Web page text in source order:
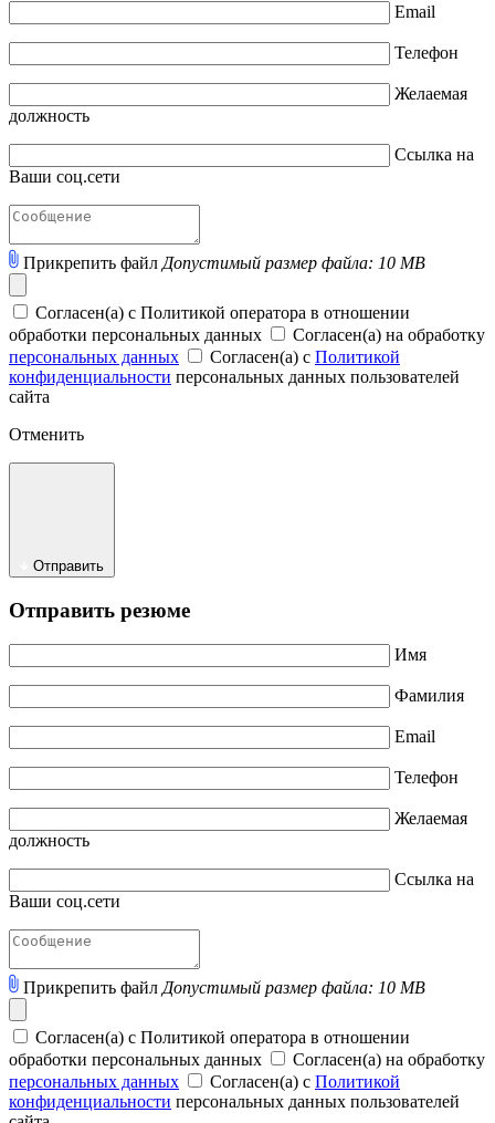
Email
Телефон
Желаемая
должность
Ссылка на
Ваши соц.сети
Прикрепить файл Допустимый размер файла: 10 MB
Согласен(а) с Политикой оператора в отношении
обработки персональных данных
Согласен(а) на обработку
персональных данных
Согласен(а) с Политикой
конфиденциальности персональных данных пользователей
сайта
Отменить
Отправить
Отправить резюме
Имя
Фамилия
Email
Телефон
Желаемая
должность
Ссылка на
Ваши соц.сети
Прикрепить файл Допустимый размер файла: 10 MB
Согласен(а) с Политикой оператора в отношении
обработки персональных данных
Согласен(а) на обработку
персональных данных
Согласен(а) с Политикой
конфиденциальности персональных данных пользователей